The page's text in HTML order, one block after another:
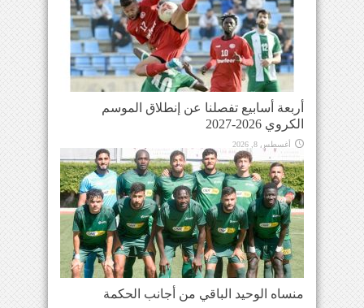
أربعة أسابيع تفصلنا عن إنطلاق الموسم
الكروي 2026-2027
أغسطس 8, 2026
منساه الوحيد الباقي من أجانب الحكمة